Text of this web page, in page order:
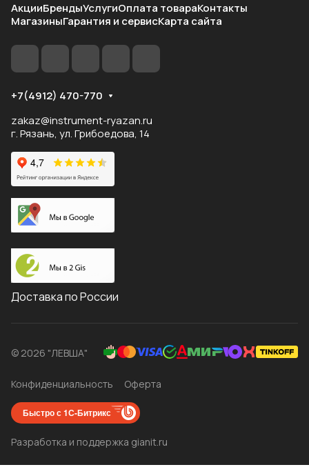
АкцииБрендыУслугиОплата товараКонтакты
МагазиныГарантия и сервисКарта сайта
+7(4912) 470-770
zakaz@instrument-ryazan.ru
г. Рязань, ул. Грибоедова, 14
Доставка по России
© 2026 "ЛЕВША"
Конфиденциальность Оферта
Быстро с 1С-Битрикс
Разработка и поддержка gianit.ru